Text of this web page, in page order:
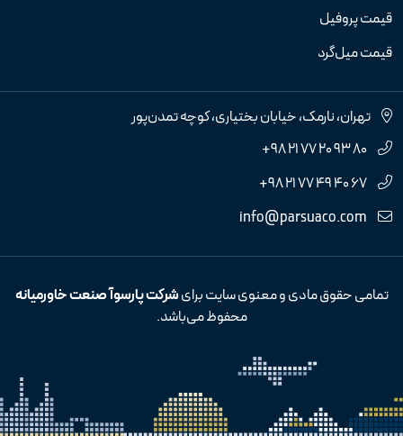
قیمت پروفیل
قیمت میل‌گرد
تهران، نارمک، خیابان بختیاری، کوچه تمدن‌پور
+98 21 77 20 93 80
+98 21 77 49 40 67
info@parsuaco.com
تمامی حقوق مادی و معنوی سایت برایشرکت پارسوآ صنعت خاورمیانه
محفوظ می‌باشد.